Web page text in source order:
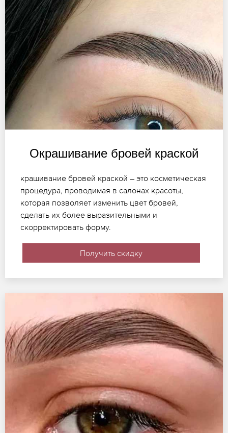
Окрашивание бровей краской
крашивание бровей краской – это косметическая
процедура, проводимая в салонах красоты,
которая позволяет изменить цвет бровей,
сделать их более выразительными и
скорректировать форму.
Получить скидку